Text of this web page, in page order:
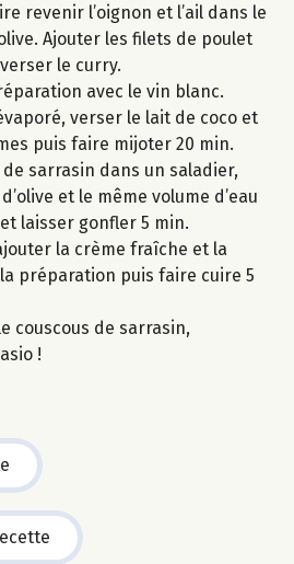
revenir l’oignon et l’ail dans le
Ajouter les filets de poulet
le curry.
avec le vin blanc.
verser le lait de coco et
puis faire mijoter 20 min.
sarrasin dans un saladier,
et le même volume d’eau
laisser gonfler 5 min.
la crème fraîche et la
préparation puis faire cuire 5
couscous de sarrasin,
!